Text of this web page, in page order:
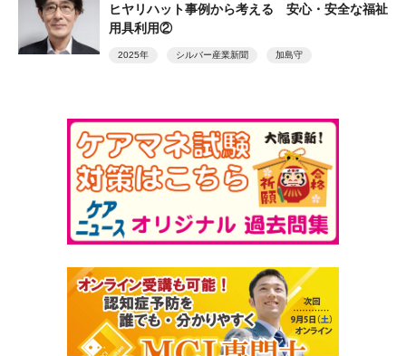
ヒヤリハット事例から考える 安心・安全な福祉
用具利用②
2025年 シルバー産業新聞 加島守